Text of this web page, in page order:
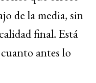
de la media, sin
final. Está
antes lo